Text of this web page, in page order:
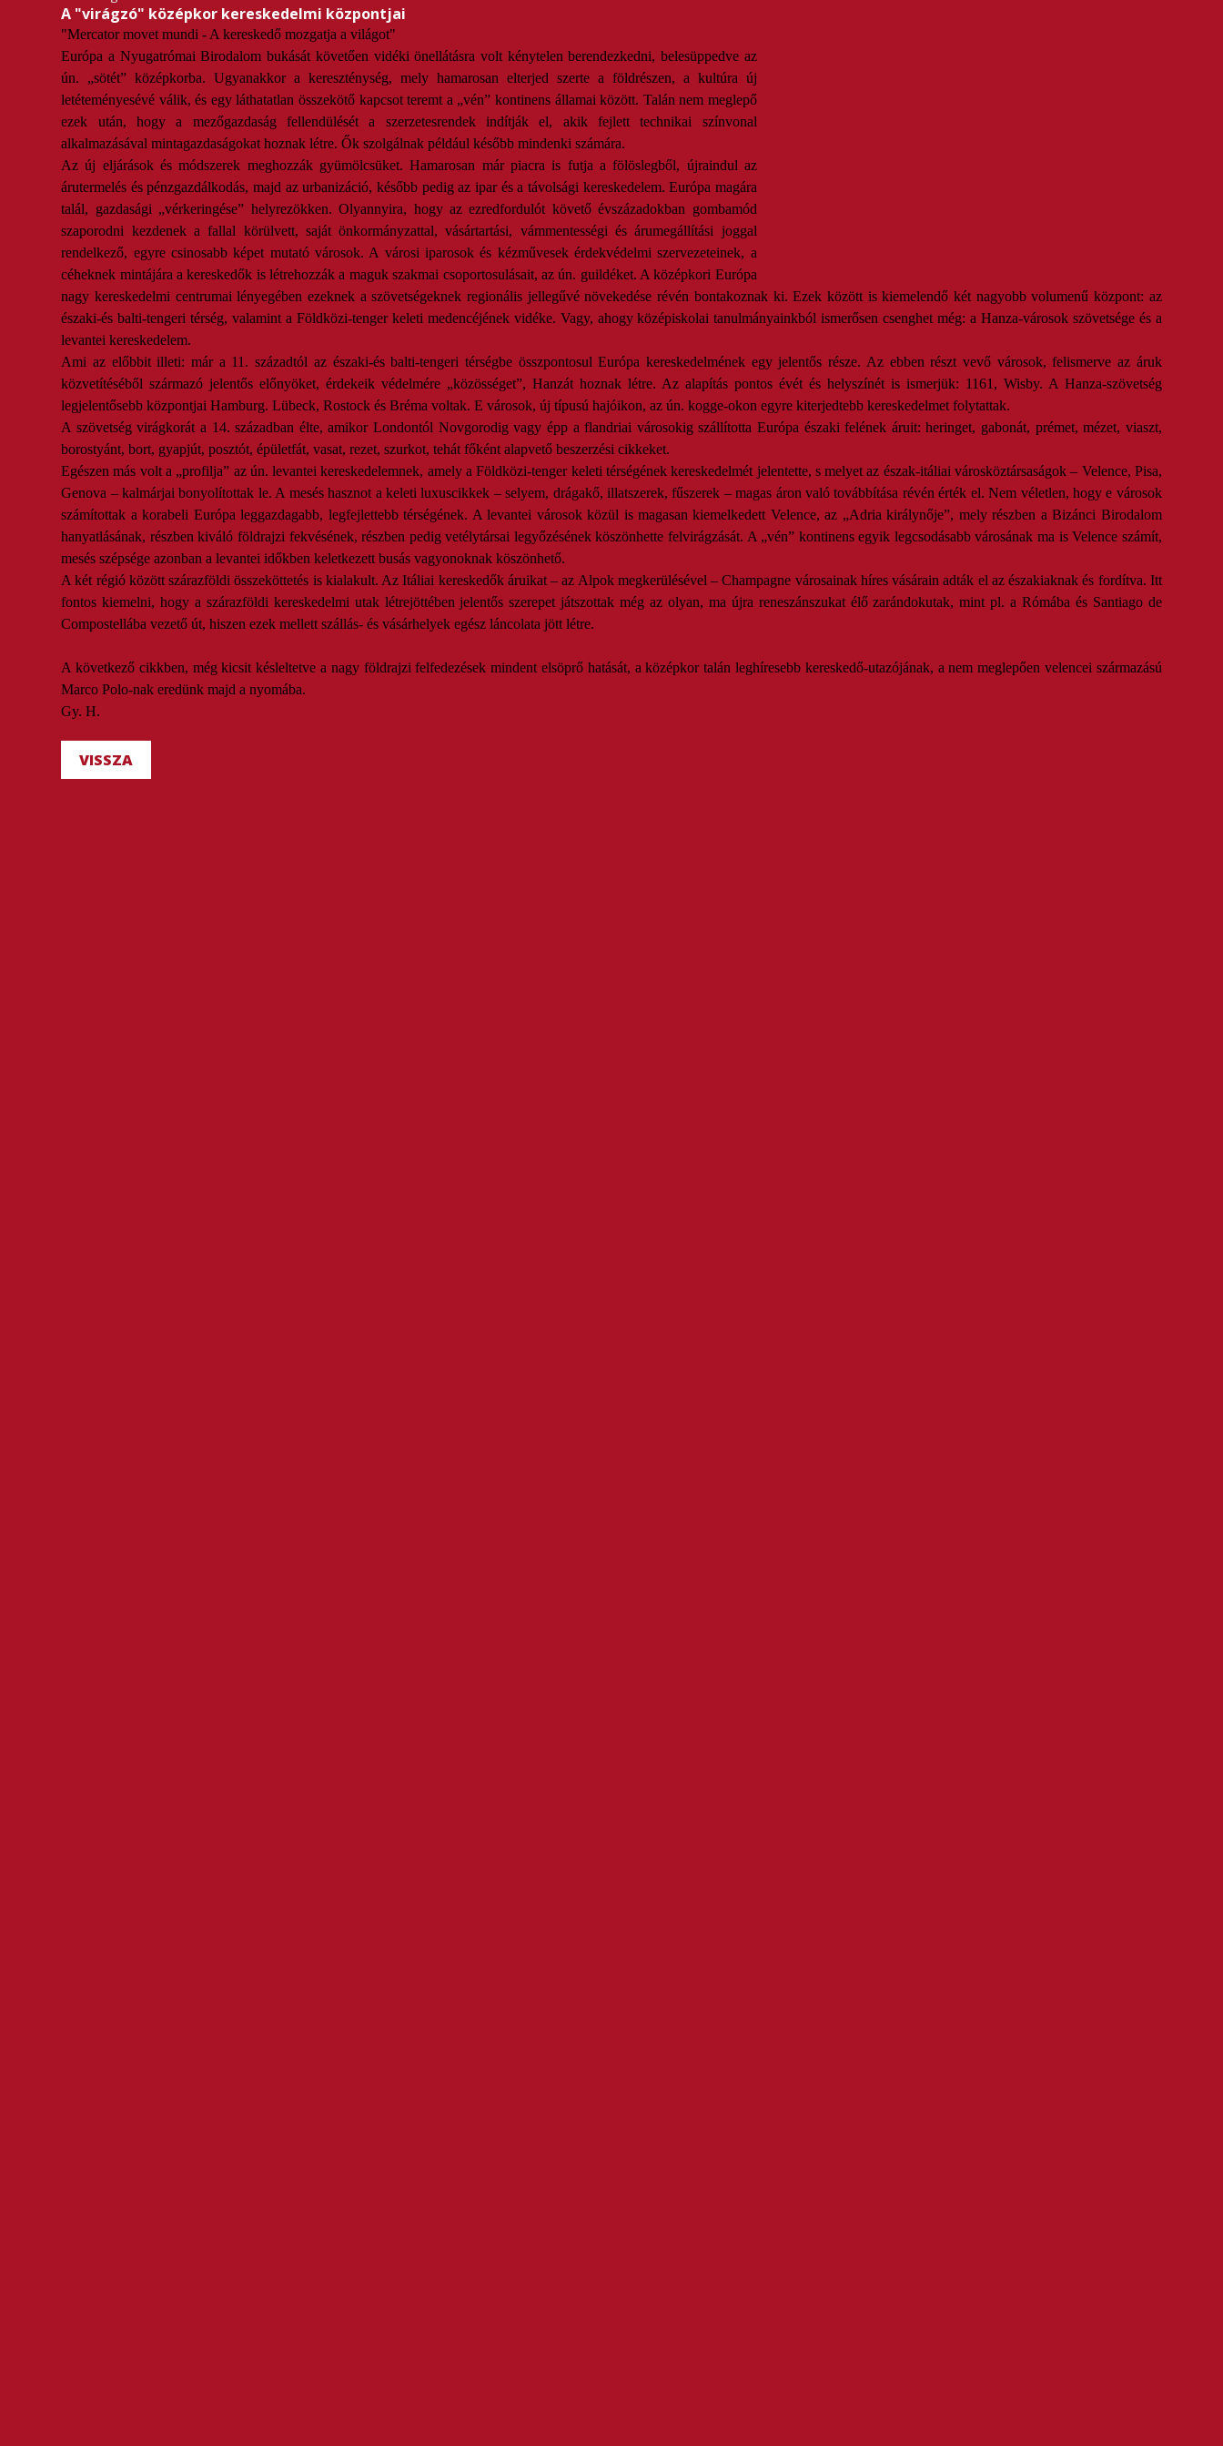
A "virágzó" középkor kereskedelmi központjai
"Mercator movet mundi - A kereskedő mozgatja a világot"
Európa a Nyugatrómai Birodalom bukását követően vidéki önellátásra volt kénytelen berendezkedni, belesüppedve az
ún. „sötét” középkorba. Ugyanakkor a kereszténység, mely hamarosan elterjed szerte a földrészen, a kultúra új
letéteményesévé válik, és egy láthatatlan összekötő kapcsot teremt a „vén” kontinens államai között. Talán nem meglepő
ezek után, hogy a mezőgazdaság fellendülését a szerzetesrendek indítják el, akik fejlett technikai színvonal
alkalmazásával mintagazdaságokat hoznak létre. Ők szolgálnak például később mindenki számára.
Az új eljárások és módszerek meghozzák gyümölcsüket. Hamarosan már piacra is futja a fölöslegből, újraindul az
árutermelés és pénzgazdálkodás, majd az urbanizáció, később pedig az ipar és a távolsági kereskedelem. Európa magára
talál, gazdasági „vérkeringése” helyrezökken. Olyannyira, hogy az ezredfordulót követő évszázadokban gombamód
szaporodni kezdenek a fallal körülvett, saját önkormányzattal, vásártartási, vámmentességi és árumegállítási joggal
rendelkező, egyre csinosabb képet mutató városok. A városi iparosok és kézművesek érdekvédelmi szervezeteinek, a
céheknek mintájára a kereskedők is létrehozzák a maguk szakmai csoportosulásait, az ún. guildéket. A középkori Európa
nagy kereskedelmi centrumai lényegében ezeknek a szövetségeknek regionális jellegűvé növekedése révén bontakoznak ki. Ezek között is kiemelendő két nagyobb volumenű központ: az
északi-és balti-tengeri térség, valamint a Földközi-tenger keleti medencéjének vidéke. Vagy, ahogy középiskolai tanulmányainkból ismerősen csenghet még: a Hanza-városok szövetsége és a
levantei kereskedelem.
Ami az előbbit illeti: már a 11. századtól az északi-és balti-tengeri térségbe összpontosul Európa kereskedelmének egy jelentős része. Az ebben részt vevő városok, felismerve az áruk
közvetítéséből származó jelentős előnyöket, érdekeik védelmére „közösséget”, Hanzát hoznak létre. Az alapítás pontos évét és helyszínét is ismerjük: 1161, Wisby. A Hanza-szövetség
legjelentősebb központjai Hamburg. Lübeck, Rostock és Bréma voltak. E városok, új típusú hajóikon, az ún. kogge-okon egyre kiterjedtebb kereskedelmet folytattak.
A szövetség virágkorát a 14. században élte, amikor Londontól Novgorodig vagy épp a flandriai városokig szállította Európa északi felének áruit: heringet, gabonát, prémet, mézet, viaszt,
borostyánt, bort, gyapjút, posztót, épületfát, vasat, rezet, szurkot, tehát főként alapvető beszerzési cikkeket.
Egészen más volt a „profilja” az ún. levantei kereskedelemnek, amely a Földközi-tenger keleti térségének kereskedelmét jelentette, s melyet az észak-itáliai városköztársaságok – Velence, Pisa,
Genova – kalmárjai bonyolítottak le. A mesés hasznot a keleti luxuscikkek – selyem, drágakő, illatszerek, fűszerek – magas áron való továbbítása révén érték el. Nem véletlen, hogy e városok
számítottak a korabeli Európa leggazdagabb, legfejlettebb térségének. A levantei városok közül is magasan kiemelkedett Velence, az „Adria királynője”, mely részben a Bizánci Birodalom
hanyatlásának, részben kiváló földrajzi fekvésének, részben pedig vetélytársai legyőzésének köszönhette felvirágzását. A „vén” kontinens egyik legcsodásabb városának ma is Velence számít,
mesés szépsége azonban a levantei időkben keletkezett busás vagyonoknak köszönhető.
A két régió között szárazföldi összeköttetés is kialakult. Az Itáliai kereskedők áruikat – az Alpok megkerülésével – Champagne városainak híres vásárain adták el az északiaknak és fordítva. Itt
fontos kiemelni, hogy a szárazföldi kereskedelmi utak létrejöttében jelentős szerepet játszottak még az olyan, ma újra reneszánszukat élő zarándokutak, mint pl. a Rómába és Santiago de
Compostellába vezető út, hiszen ezek mellett szállás- és vásárhelyek egész láncolata jött létre.
A következő cikkben, még kicsit késleltetve a nagy földrajzi felfedezések mindent elsöprő hatását, a középkor talán leghíresebb kereskedő-utazójának, a nem meglepően velencei származású
Marco Polo-nak eredünk majd a nyomába.
Gy. H.
VISSZA